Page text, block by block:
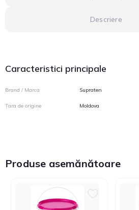
Descriere
Caracteristici principale
Brand / Marca Supraten
Țara de origine Moldova
Produse asemănătoare